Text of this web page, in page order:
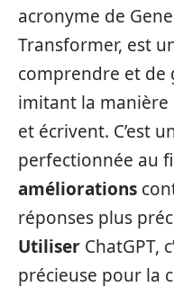
acronyme de
Transformer, est
comprendre et de
imitant la
et écrivent. C’est
perfectionnée au
améliorations
réponses plus
Utiliser ChatGPT,
précieuse pour la